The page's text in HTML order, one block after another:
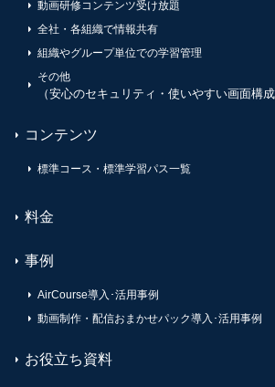
動画研修コンテンツ受け放題
全社・各組織で情報共有
組織やグループ単位での学習管理
その他
（安心のセキュリティ・使いやすい画面構成
コンテンツ
標準コース・標準学習パス一覧
料金
事例
AirCourse導入･活用事例
動画制作・配信おまかせパック導入･活用事例
お役立ち資料